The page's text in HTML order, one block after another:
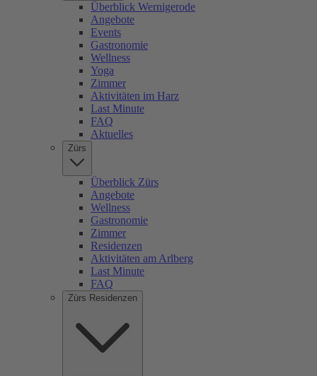
Überblick Wernigerode
Angebote
Events
Gastronomie
Wellness
Yoga
Zimmer
Aktivitäten im Harz
Last Minute
FAQ
Aktuelles
Zürs
Überblick Zürs
Angebote
Wellness
Gastronomie
Zimmer
Residenzen
Aktivitäten am Arlberg
Last Minute
FAQ
Zürs Residenzen